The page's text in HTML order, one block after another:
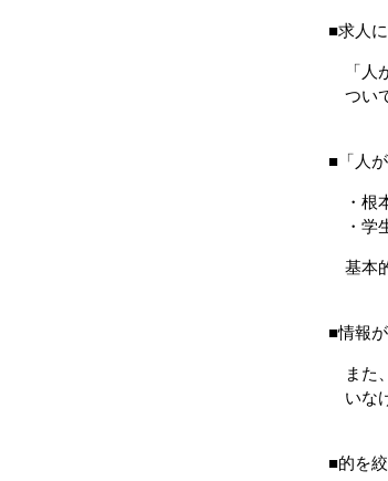
■求人
「人
つい
■「人
・根
・学
基本
■情報
また
いな
■的を